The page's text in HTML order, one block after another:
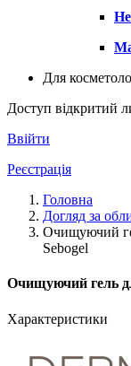
Для
Доступ відкритий
Ввійти
Реєстрація
Головна
Догляд за
Очищуючий
Sebogel
Очищуючий гель
Характеристики